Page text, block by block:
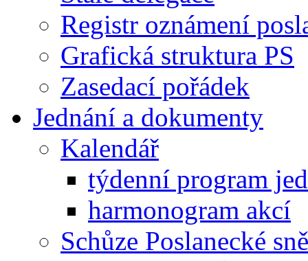
Registr oznámení
Grafická struktura PS
Zasedací pořádek
Jednání a dokumenty
Kalendář
týdenní program
harmonogram akcí
Schůze Poslanecké